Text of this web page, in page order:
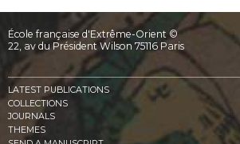
École française d'Extrême-Orient ©
22, av du Président Wilson 75116 Paris
LATEST PUBLICATIONS
COLLECTIONS
JOURNALS
THEMES